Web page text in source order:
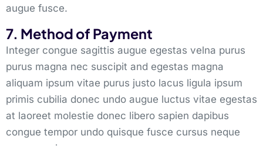
augue fusce.
7. Method of Payment
Integer congue sagittis augue egestas velna purus
purus magna nec suscipit and egestas magna
aliquam ipsum vitae purus justo lacus ligula ipsum
primis cubilia donec undo augue luctus vitae egestas
at laoreet molestie donec libero sapien dapibus
congue tempor undo quisque fusce cursus neque